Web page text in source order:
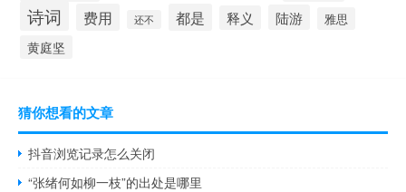
诗词 费用 还不 都是 释义 陆游 雅思
黄庭坚
猜你想看的文章
抖音浏览记录怎么关闭
“张绪何如柳一枝”的出处是哪里